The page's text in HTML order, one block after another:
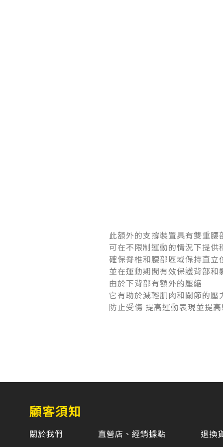
此額外的支撐裝置具有雙重
可在不限制運動的情況下提供
確保脊椎和腰部區域保持直立
並在運動期間有效保護背部
由於下背部有額外的壓縮
它有助於減輕肌肉和關節的壓
防止受傷 提高運動表現並提
顧客須知
關於我們 直營店、經銷據點 退換